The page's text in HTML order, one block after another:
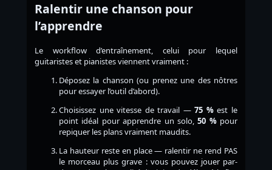
Ralentir une chanson pour
l’apprendre
Le workflow d’entraînement, celui pour lequel
guitaristes et pianistes viennent vraiment :
Déposez la chanson (ou prenez une des nôtres
pour essayer l’outil d’abord).
Choisissez une vitesse de travail —75 %est le
point idéal pour apprendre un solo,50 %pour
repiquer les plans vraiment maudits.
La hauteur reste en place — ralentir ne rend PAS
le morceau plus grave : vous pouvez jouer par-